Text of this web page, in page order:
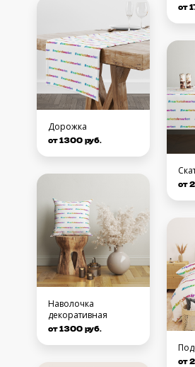
Дорожка
от 1300 руб.
Наволочка
декоративная
от 1300 руб.
от
от
от